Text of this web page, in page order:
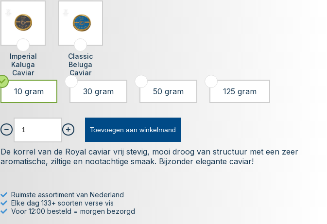
Imperial
Kaluga
Caviar
Classic
Beluga
Caviar
10 gram 30 gram 50 gram 125 gram
Toevoegen aan winkelmand
De korrel van de Royal caviar vrij stevig, mooi droog van structuur met een zeer
aromatische, ziltige en nootachtige smaak. Bijzonder elegante caviar!
Ruimste assortiment van Nederland
Elke dag 133+ soorten verse vis
Voor 12:00 besteld = morgen bezorgd